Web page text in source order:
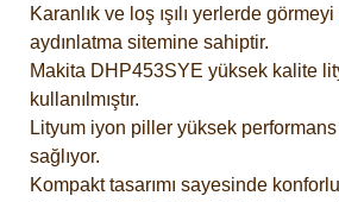
Karanlık ve loş ışılı yerlerde
aydınlatma sitemine sahiptir.
Makita DHP453SYE yüksek kalite
kullanılmıştır.
Lityum iyon piller yüksek performans
sağlıyor.
Kompakt tasarımı sayesinde